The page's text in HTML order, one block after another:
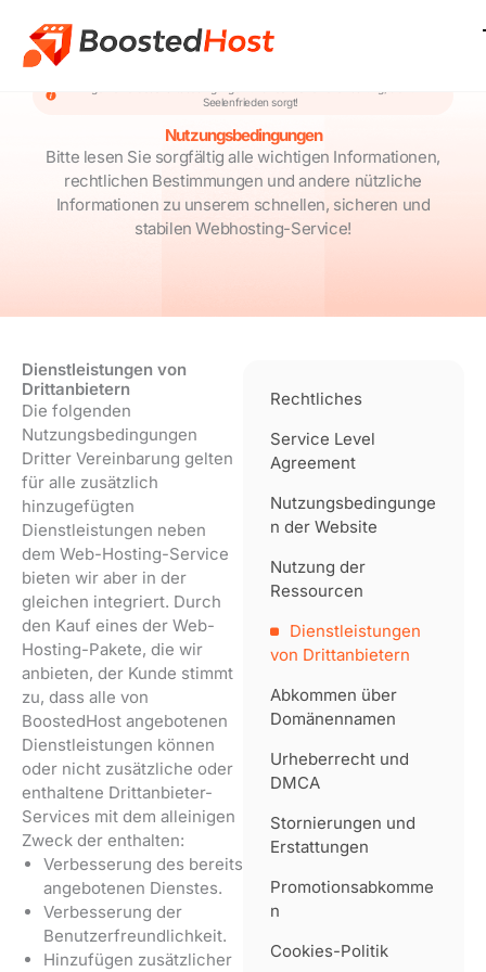
Inhalt
springen
Seelenfrieden sorgt!
Nutzungsbedingungen
Bitte lesen Sie sorgfältig alle wichtigen Informationen,
rechtlichen Bestimmungen und andere nützliche
Informationen zu unserem schnellen, sicheren und
stabilen Webhosting-Service!
Rechtliches
Service Level
Agreement
Nutzungsbedingunge
n der Website
Nutzung der
Ressourcen
Dienstleistungen
von Drittanbietern
Abkommen über
Domänennamen
Urheberrecht und
DMCA
Stornierungen und
Erstattungen
Promotionsabkomme
n
Cookies-Politik
Dienstleistungen von
Drittanbietern
Die folgenden
Nutzungsbedingungen
Dritter Vereinbarung gelten
für alle zusätzlich
hinzugefügten
Dienstleistungen neben
dem Web-Hosting-Service
bieten wir aber in der
gleichen integriert. Durch
den Kauf eines der Web-
Hosting-Pakete, die wir
anbieten, der Kunde stimmt
zu, dass alle von
BoostedHost angebotenen
Dienstleistungen können
oder nicht zusätzliche oder
enthaltene Drittanbieter-
Services mit dem alleinigen
Zweck der enthalten:
Verbesserung des bereits
angebotenen Dienstes.
Verbesserung der
Benutzerfreundlichkeit.
Hinzufügen zusätzlicher